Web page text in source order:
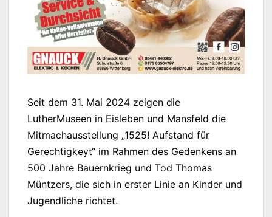
Seit dem 31. Mai 2024 zeigen die
LutherMuseen in Eisleben und Mansfeld die
Mitmachausstellung „1525! Aufstand für
Gerechtigkeyt“ im Rahmen des Gedenkens an
500 Jahre Bauernkrieg und Tod Thomas
Müntzers, die sich in erster Linie an Kinder und
Jugendliche richtet.